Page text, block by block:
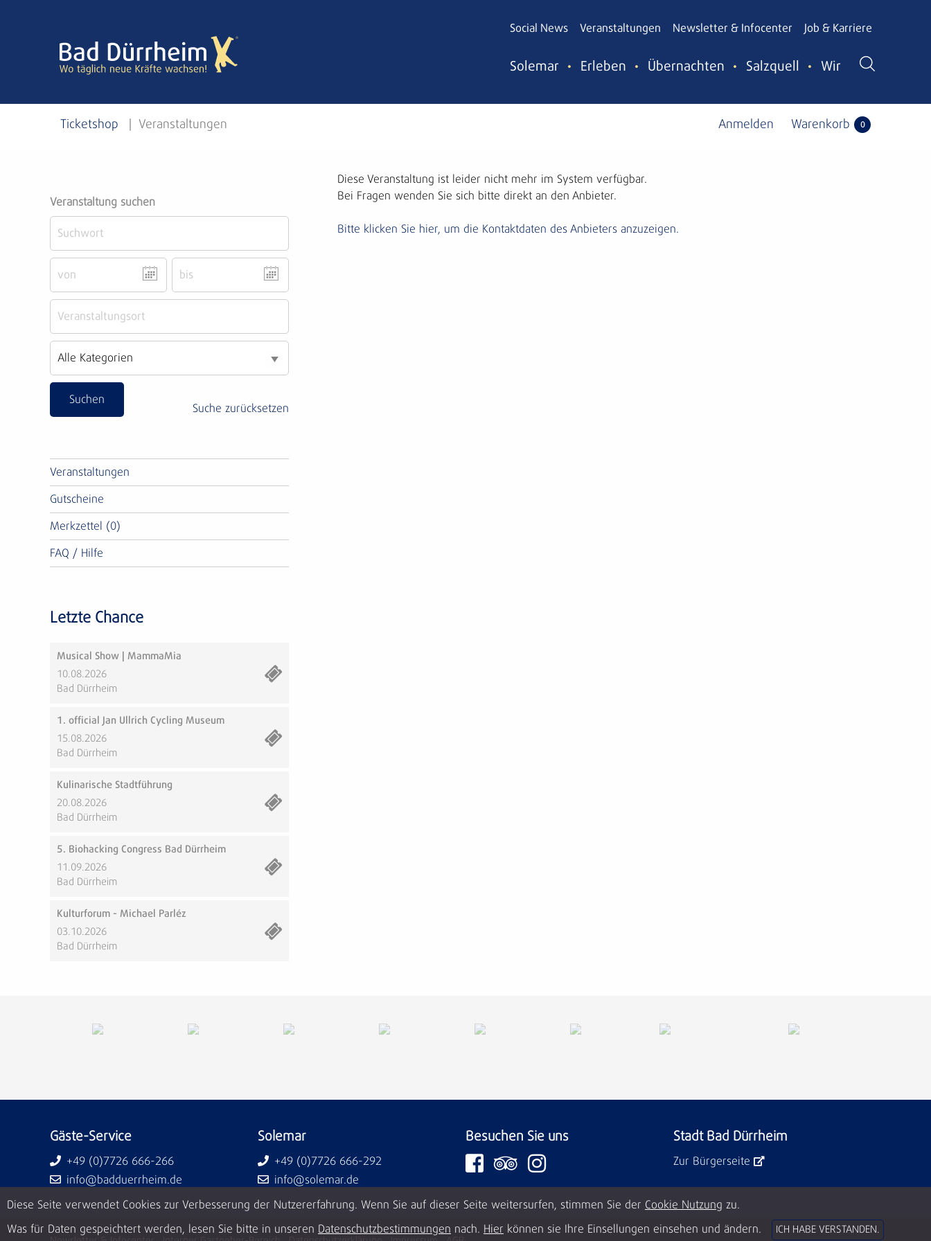
Social News Veranstaltungen Newsletter & Infocenter Job & Karriere
Solemar Erleben Übernachten Salzquell Wir
Ticketshop | Veranstaltungen Anmelden Warenkorb 0
Diese Seite verwendet Cookies zur Verbesserung der Nutzererfahrung. Wenn Sie auf dieser Seite weitersurfen, stimmen Sie der Cookie Nutzung zu.
Was für Daten gespeichtert werden, lesen Sie bitte in unseren Datenschutzbestimmungen nach. Hier können sie Ihre Einsellungen einsehen und ändern. ICH HABE VERSTANDEN.
Veranstaltung suchen
Suche zurücksetzen
Veranstaltungen
Gutscheine
Merkzettel (0)
FAQ / Hilfe
Letzte Chance
Musical Show | MammaMia
10.08.2026
Bad Dürrheim
1. official Jan Ullrich Cycling Museum
15.08.2026
Bad Dürrheim
Kulinarische Stadtführung
20.08.2026
Bad Dürrheim
5. Biohacking Congress Bad Dürrheim
11.09.2026
Bad Dürrheim
Kulturforum - Michael Parléz
03.10.2026
Bad Dürrheim
Diese Veranstaltung ist leider nicht mehr im System verfügbar.
Bei Fragen wenden Sie sich bitte direkt an den Anbieter.
Bitte klicken Sie hier, um die Kontaktdaten des Anbieters anzuzeigen.
Gäste-Service
+49 (0)7726 666-266
info@badduerrheim.de
Solemar
+49 (0)7726 666-292
info@solemar.de
Besuchen Sie uns Stadt Bad Dürrheim
Zur Bürgerseite